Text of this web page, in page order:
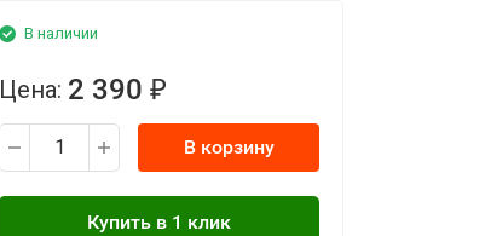
В наличии
Цена: 2 390 ₽
В корзину